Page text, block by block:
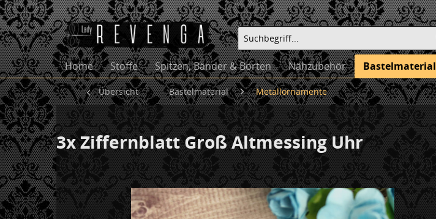
Home Stoffe Spitzen, Bänder & Borten Nähzubehör Bastelmaterial
Übersicht Bastelmaterial Metallornamente
3x Ziffernblatt Groß Altmessing Uhr